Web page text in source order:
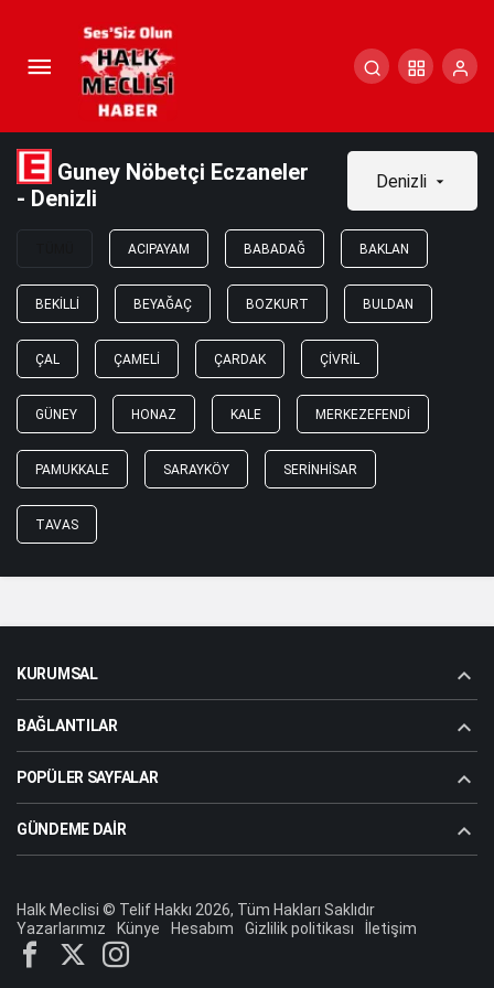
Guney Nöbetçi Eczaneler
- Denizli
Denizli
ACIPAYAM BABADAĞ BAKLAN
BEKILLI BEYAĞAÇ BOZKURT BULDAN
ÇAL ÇAMELI ÇARDAK ÇIVRIL
GÜNEY HONAZ KALE MERKEZEFENDI
PAMUKKALE SARAYKÖY SERINHISAR
TAVAS
KURUMSAL
BAĞLANTILAR
POPÜLER SAYFALAR
GÜNDEME DAIR
Halk Meclisi © Telif Hakkı 2026, Tüm Hakları Saklıdır
Yazarlarımız
Künye Hesabım Gizlilik politikası İletişim